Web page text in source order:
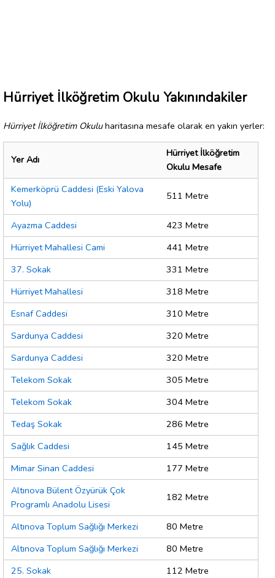
Hürriyet İlköğretim Okulu Yakınındakiler
Hürriyet İlköğretim Okuluharitasına mesafe olarak en yakın yerler:
Yer Adı
Hürriyet İlköğretim
Okulu Mesafe
Kemerköprü Caddesi (Eski Yalova
Yolu)
511 Metre
Ayazma Caddesi
423 Metre
Hürriyet Mahallesi Cami
441 Metre
37. Sokak
331 Metre
Hürriyet Mahallesi
318 Metre
Esnaf Caddesi
310 Metre
Sardunya Caddesi
320 Metre
Sardunya Caddesi
320 Metre
Telekom Sokak
305 Metre
Telekom Sokak
304 Metre
Tedaş Sokak
286 Metre
Sağlık Caddesi
145 Metre
Mimar Sinan Caddesi
177 Metre
Altınova Bülent Özyürük Çok
Programlı Anadolu Lisesi
182 Metre
Altınova Toplum Sağlığı Merkezi
80 Metre
Altınova Toplum Sağlığı Merkezi
80 Metre
25. Sokak
112 Metre